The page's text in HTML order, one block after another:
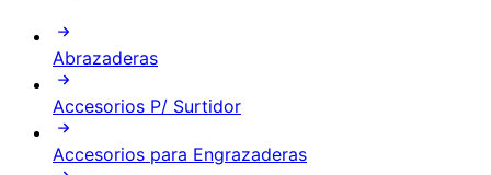
Abrazaderas
Accesorios P/ Surtidor
Accesorios para Engrazaderas